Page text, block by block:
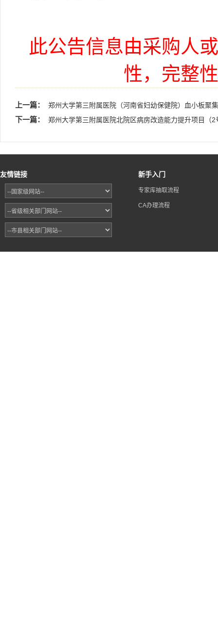
此公告信息由采购人
性，完整
上一篇： 郑州大学第三附属医院（河南省妇幼保健院）血小板聚
下一篇： 郑州大学第三附属医院北院区病房改造能力提升项目（
友情链接 新手入门
专家库抽取流程
CA办理流程